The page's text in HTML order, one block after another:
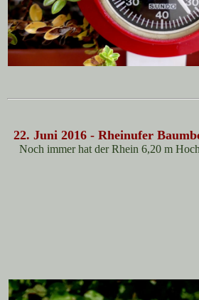
22. Juni 2016 - Rheinufer
Noch immer hat der Rhein 6,20 m